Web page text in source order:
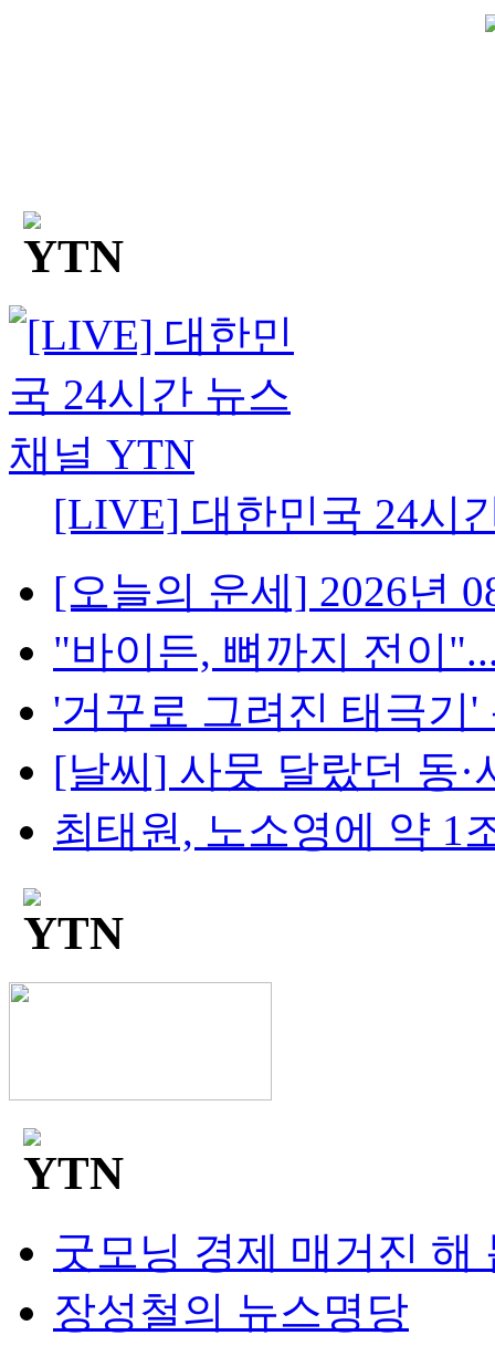
[LIVE] 대한민국 24시
[오늘의 운세] 2026년
"바이든, 뼈까지 전이
'거꾸로 그려진 태극기'
[날씨] 사뭇 달랐던 동
최태원, 노소영에 약 1
굿모닝 경제 매거진 해
장성철의 뉴스명당